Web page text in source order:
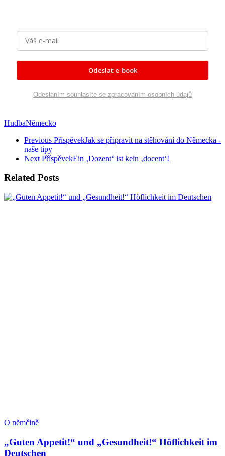
Odeslat e-book
Odesláním souhlasíte se zpracováním osobních údajů
HudbaNěmecko
Previous PříspěvekJak se připravit na stěhování do Německa -
naše tipy
Next PříspěvekEin ‚Dozent‘ ist kein ‚docent‘!
Related Posts
O němčině
„Guten Appetit!“ und „Gesundheit!“ Höflichkeit im
Deutschen